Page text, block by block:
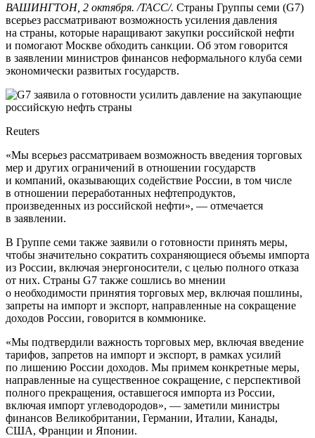
ВАШИНГТОН, 2 октября. /ТАСС/. Страны Группы семи (G7)
всерьез рассматривают возможность усиления давления
на страны, которые наращивают закупки российской нефти
и помогают Москве обходить санкции. Об этом говорится
в заявлении министров финансов неформального клуба семи
экономически развитых государств.
Reuters
«Мы всерьез рассматриваем возможность введения торговых
мер и других ограничений в отношении государств
и компаний, оказывающих содействие России, в том числе
в отношении переработанных нефтепродуктов,
произведенных из российской нефти», — отмечается
в заявлении.
В Группе семи также заявили о готовности принять меры,
чтобы значительно сократить сохраняющиеся объемы импорта
из России, включая энергоносители, с целью полного отказа
от них. Страны G7 также сошлись во мнении
о необходимости принятия торговых мер, включая пошлины,
запреты на импорт и экспорт, направленные на сокращение
доходов России, говорится в коммюнике.
«Мы подтвердили важность торговых мер, включая введение
тарифов, запретов на импорт и экспорт, в рамках усилий
по лишению России доходов. Мы примем конкретные меры,
направленные на существенное сокращение, с перспективой
полного прекращения, оставшегося импорта из России,
включая импорт углеводородов», — заметили министры
финансов Великобритании, Германии, Италии, Канады,
США, Франции и Японии.